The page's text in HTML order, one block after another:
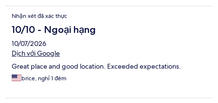
Nhận xét đã xác thực
10/10 - Ngoại hạng
10/07/2026
Dịch với Google
Great place and good location. Exceeded expectations.
brice, nghỉ 1 đêm